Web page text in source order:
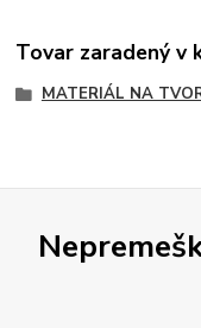
Tovar zaradený v
MATERIÁL NA